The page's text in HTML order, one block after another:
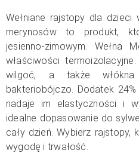
Wełniane rajstopy dla dzieci
merynosów to produkt,
jesienno-zimowym. Wełna
właściwości
wilgoć, a także włókna
bakteriobójczo. Dodatek
nadaje im elastyczności i
idealne dopasowanie do
cały dzień. Wybierz rajstopy,
wygodę i trwałość.